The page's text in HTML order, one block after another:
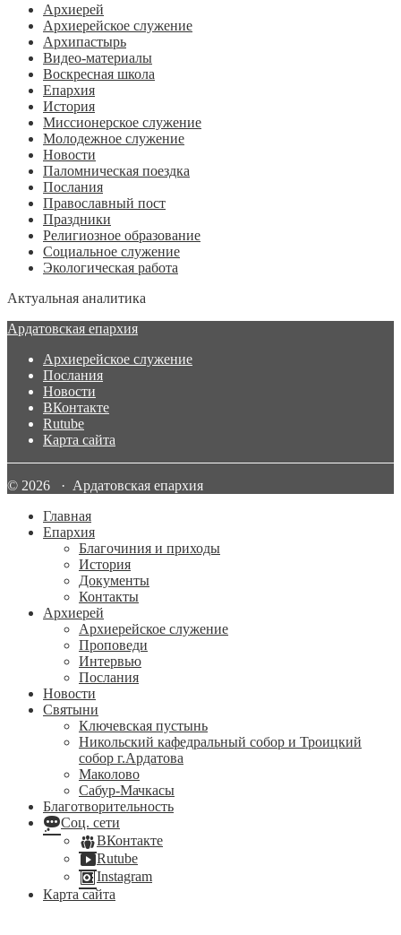
Архиерей
Архиерейское служение
Архипастырь
Видео-материалы
Воскресная школа
Епархия
История
Миссионерское служение
Молодежное служение
Новости
Паломническая поездка
Послания
Православный пост
Праздники
Религиозное образование
Социальное служение
Экологическая работа
Актуальная аналитика
Ардатовская епархия
Архиерейское служение
Послания
Новости
ВКонтакте
Rutube
Карта сайта
© 2026 · Ардатовская епархия
Главная
Епархия
Благочиния и приходы
История
Документы
Контакты
Архиерей
Архиерейское служение
Проповеди
Интервью
Послания
Новости
Святыни
Ключевская пустынь
Никольский кафедральный собор и Троицкий
собор г.Ардатова
Маколово
Сабур-Мачкасы
Благотворительность
Соц. сети
ВКонтакте
Rutube
Instagram
Карта сайта